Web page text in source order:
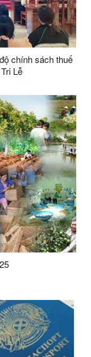
chính sách thuế
Lễ